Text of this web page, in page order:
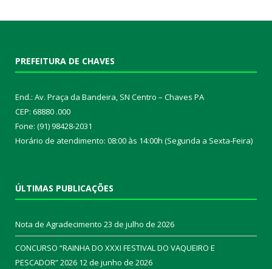
PREFEITURA DE CHAVES
End.: Av. Praça da Bandeira, SN Centro – Chaves PA
CEP: 68880 .000
Fone: (91) 98428-2031
Horário de atendimento: 08:00 às 14:00h (Segunda a Sexta-Feira)
ÚLTIMAS PUBLICAÇÕES
Nota de Agradecimento 23 de julho de 2026
CONCURSO “RAINHA DO XXXI FESTIVAL DO VAQUEIRO E
PESCADOR” 2026 12 de junho de 2026